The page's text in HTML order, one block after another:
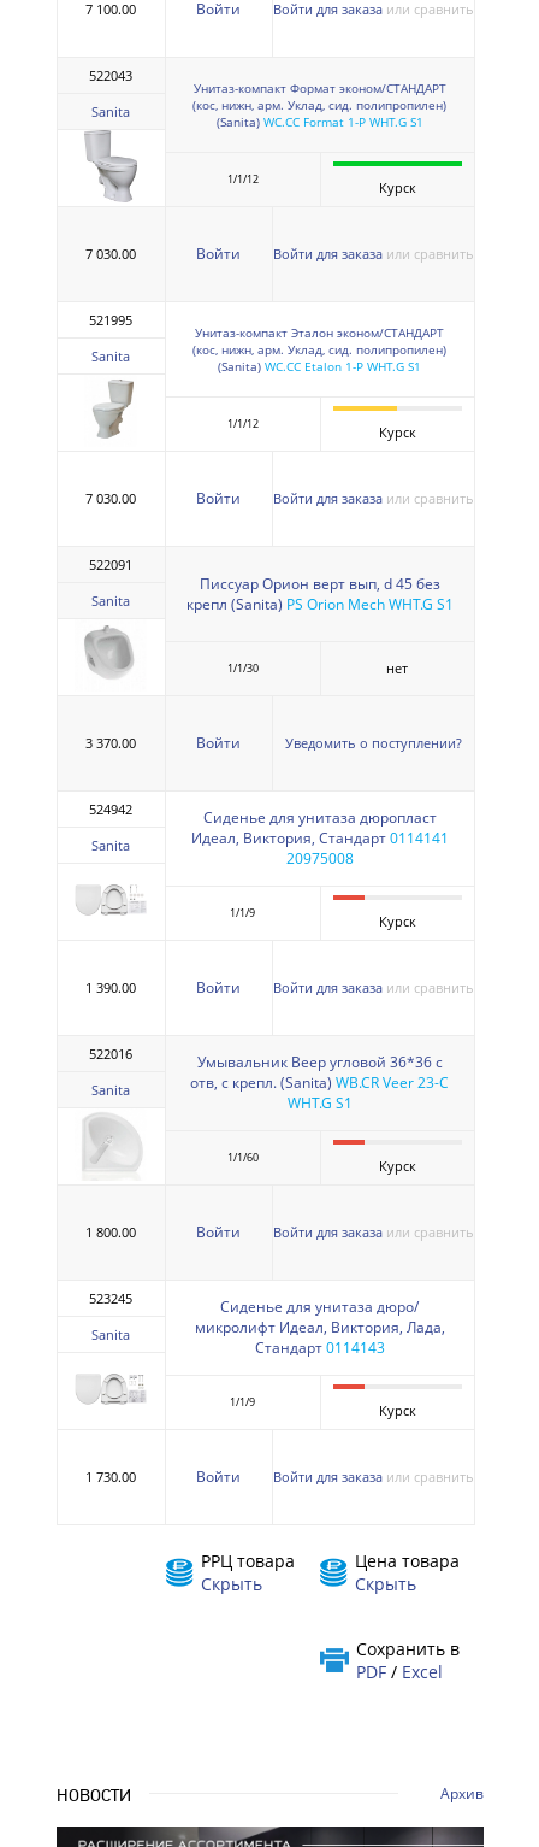
7 100.00 Войти Войти для заказа или сравнить
522043
Sanita
Унитаз-компакт Формат эконом/СТАНДАРТ
(кос, нижн, арм. Уклад, сид. полипропилен)
(Sanita) WC.CC Format 1-P WHT.G S1
1/1/12 Курск
7 030.00 Войти Войти для заказа или сравнить
521995
Sanita
Унитаз-компакт Эталон эконом/СТАНДАРТ
(кос, нижн, арм. Уклад, сид. полипропилен)
(Sanita) WC.CC Etalon 1-P WHT.G S1
1/1/12 Курск
7 030.00 Войти Войти для заказа или сравнить
522091
Sanita
Писсуар Орион верт вып, d 45 без
крепл (Sanita) PS Orion Mech WHT.G S1
1/1/30 нет
3 370.00 Войти Уведомить о поступлении?
524942
Sanita
Сиденье для унитаза дюропласт
Идеал, Виктория, Стандарт 0114141
20975008
1/1/9 Курск
1 390.00 Войти Войти для заказа или сравнить
522016
Sanita
Умывальник Веер угловой 36*36 с
отв, с крепл. (Sanita) WB.CR Veer 23-C
WHT.G S1
1/1/60 Курск
1 800.00 Войти Войти для заказа или сравнить
523245
Sanita
Сиденье для унитаза дюро/
микролифт Идеал, Виктория, Лада,
Стандарт 0114143
1/1/9 Курск
1 730.00 Войти Войти для заказа или сравнить
Цена товара
Скрыть
РРЦ товара
Скрыть
Сохранить в
PDF/ Excel
НОВОСТИ Архив